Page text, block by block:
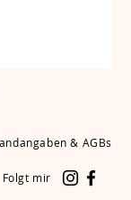
& AGBs
Folgt mir